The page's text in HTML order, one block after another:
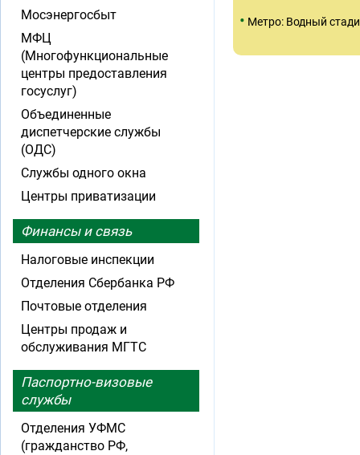
• Метро: Водный
Мосэнергосбыт
МФЦ
(Многофункциональные
центры предоставления
госуслуг)
Объединенные
диспетчерские службы
(ОДС)
Службы одного окна
Центры приватизации
Финансы и связь
Налоговые инспекции
Отделения Сбербанка РФ
Почтовые отделения
Центры продаж и
обслуживания МГТС
Паспортно-визовые
службы
Отделения УФМС
(гражданство РФ,